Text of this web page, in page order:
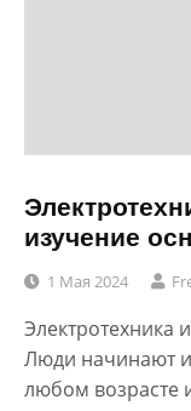
изучение
1 Мая 2024
Электротехника
Люди начинают
любом возрасте